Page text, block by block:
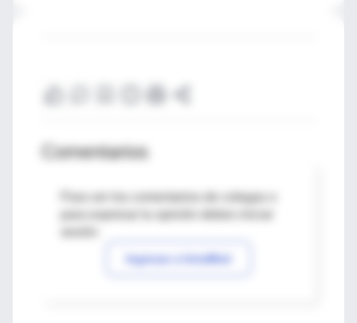
Comentarios
Para ver los comentarios de colegas o
Ingresar a IntraMed